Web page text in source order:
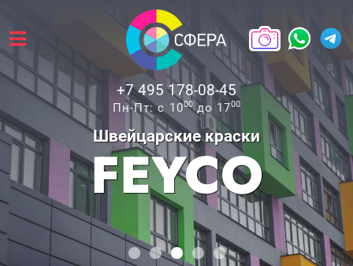
+7 495 178-08-45
Пн-Пт: с 1000до 1700
Швейцарские краски
FEYCO